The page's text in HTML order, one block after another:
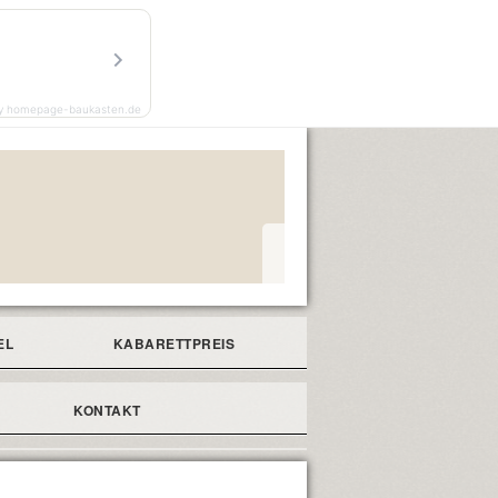
KABARETTPREIS
KONTAKT
homepage-baukasten.de